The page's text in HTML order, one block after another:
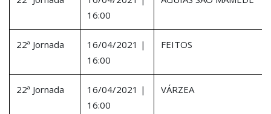
16:00
22ª Jornada
16/04/2021 |
16:00
FEITOS
22ª Jornada
16/04/2021 |
16:00
VÁRZEA